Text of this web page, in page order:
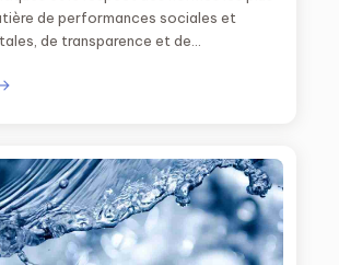
de performances sociales et
de transparence et de